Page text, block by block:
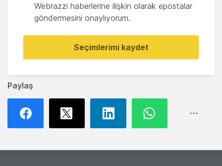
Paylaş
Webrazzi haberlerine ilişkin olarak epostalar
göndermesini onaylıyorum.
Seçimlerimi kaydet